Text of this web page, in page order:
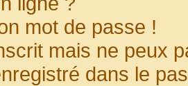
mot de passe !
mais ne peux
dans le